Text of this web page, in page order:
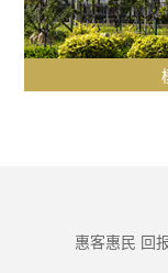
惠客惠民 回